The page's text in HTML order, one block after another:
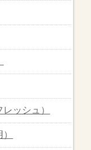
ッシュ）